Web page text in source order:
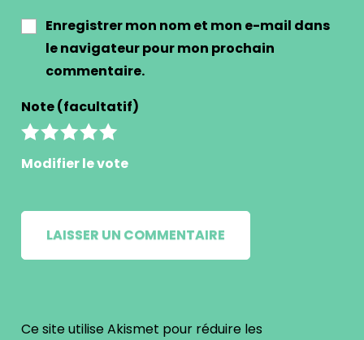
Enregistrer mon nom et mon e-mail dans
le navigateur pour mon prochain
commentaire.
Note (facultatif)
Modifier le vote
Ce site utilise Akismet pour réduire les